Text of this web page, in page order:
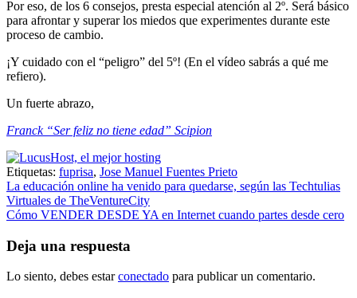
Por eso, de los 6 consejos, presta especial atención al 2º. Será básico
para afrontar y superar los miedos que experimentes durante este
proceso de cambio.
¡Y cuidado con el “peligro” del 5º! (En el vídeo sabrás a qué me
refiero).
Un fuerte abrazo,
Franck “Ser feliz no tiene edad” Scipion
Etiquetas: fuprisa, Jose Manuel Fuentes Prieto
Navegación
de
La educación online ha venido para quedarse, según las Techtulias
Virtuales de TheVentureCity
Cómo VENDER DESDE YA en Internet cuando partes desde cero
Deja una respuesta
Lo siento, debes estarconectado para publicar un comentario.